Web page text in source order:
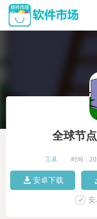
全球节
工具 时间：
安卓下载
安